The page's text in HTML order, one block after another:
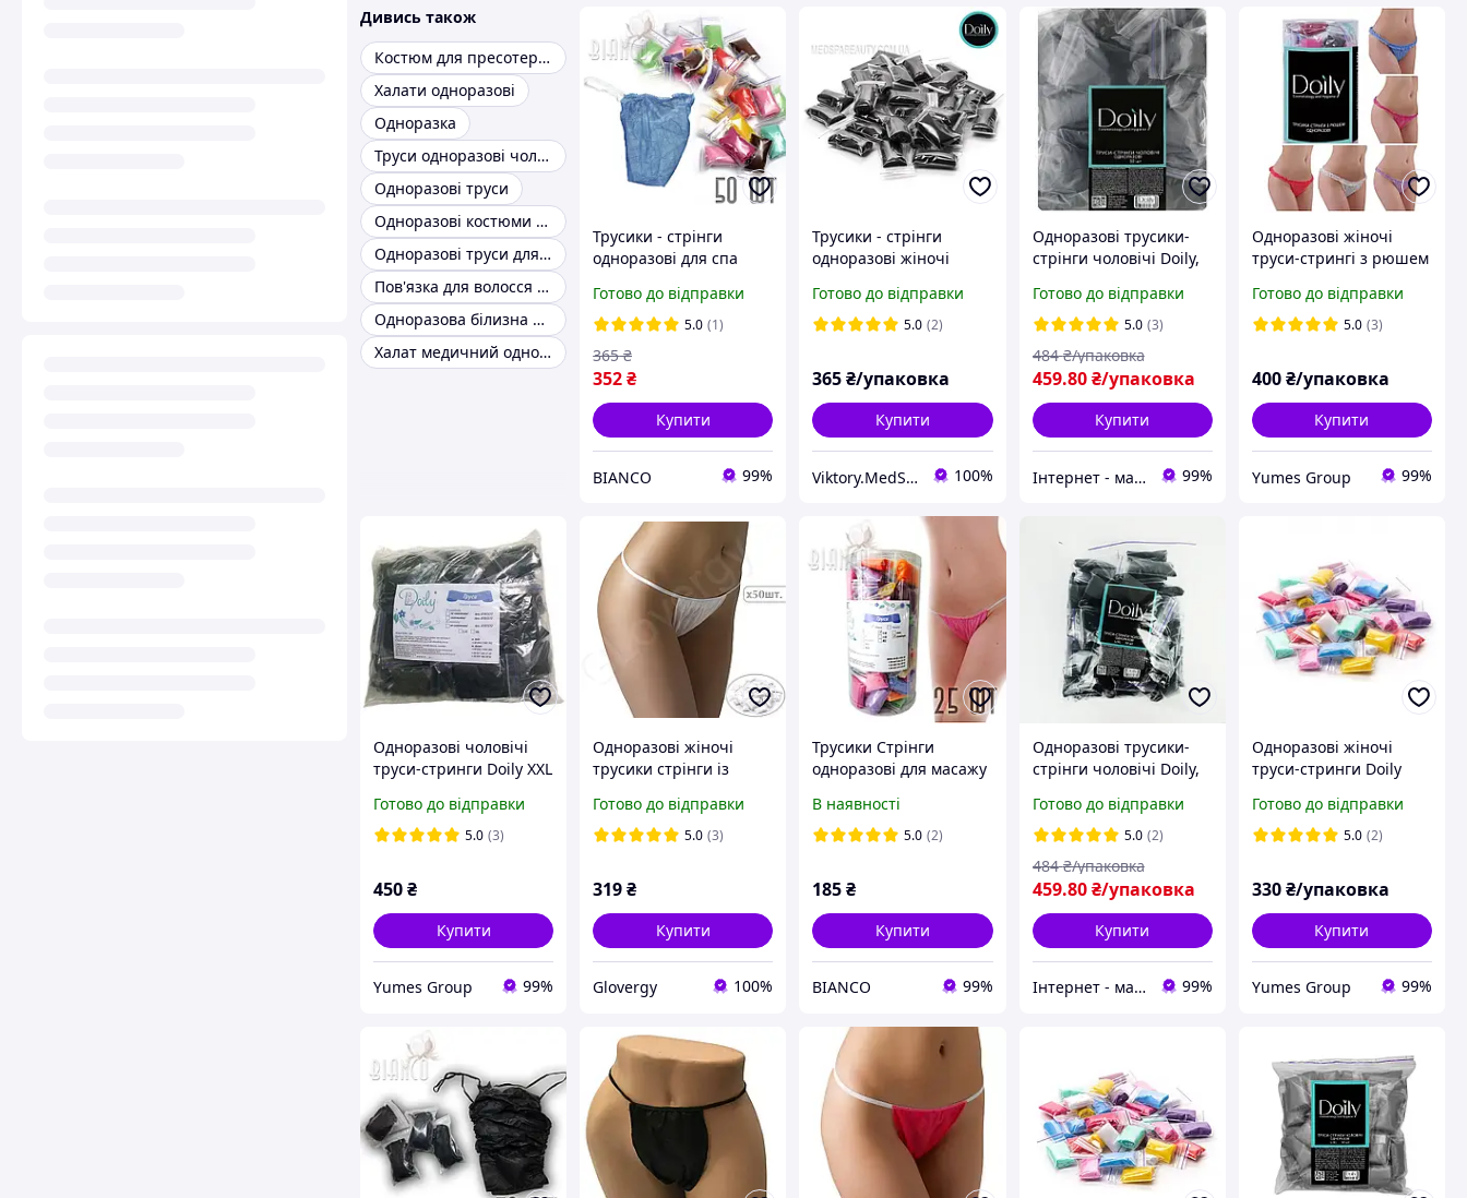
Дивись також
Костюм для пресотерапії
Халати одноразові
Одноразка
Труси одноразові чоловічі
Одноразові труси
Одноразові костюми для пресотерапії
Одноразові труси для масажу
Пов'язка для волосся одноразова
Одноразова білизна для масажу
Халат медичний одноразовий
Трусики - стрінги
одноразові для спа
(50шт). Без рюша.
Колір: мікс
Готово до відправки
5.0 (1)
352₴
365 ₴
Купити
BIANCO 99%
Трусики - стрінги
одноразові жіночі
м/г2) чорні, 50 шт./уп.
Готово до відправки
5.0 (2)
365₴/упаковка
Купити
Viktory.MedSpaBeauty 100%
Одноразові трусики-
стрінги чоловічі Doily,
шт
Готово до відправки
5.0 (3)
459.80 ₴/упаковка
484 ₴/упаковка
Купити
Інтернет - магазин Odnorazka.ua 99%
Одноразові жіночі
труси-стрингі з рюшем
пач) різнокольорові
Готово до відправки
5.0 (3)
400₴/упаковка
Купити
Yumes Group 99%
Одноразові чоловічі
труси-стринги Doily XXL
чорний
Готово до відправки
5.0 (3)
450₴
Купити
Yumes Group 99%
Одноразові жіночі
трусики стрінги із
індивідуальній
упаковці білого
Готово до відправки
5.0 (3)
319₴
Купити
Glovergy 100%
Трусики Стрінги
одноразові для масажу
Colored (25шт) БЕЗ
тубуса, Колір: мікс
В наявності
5.0 (2)
185₴
Купити
BIANCO 99%
Одноразові трусики-
стрінги чоловічі Doily,
шт
Готово до відправки
5.0 (2)
459.80 ₴/упаковка
484 ₴/упаковка
Купити
Інтернет - магазин Odnorazka.ua 99%
Одноразові жіночі
труси-стринги Doily
різнокольорові
Готово до відправки
5.0 (2)
330₴/упаковка
Купити
Yumes Group 99%